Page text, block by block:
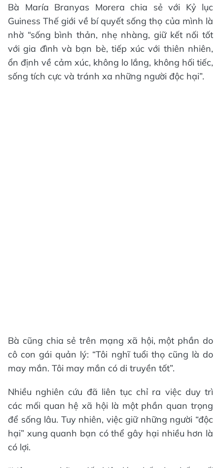
Bà María Branyas Morera chia sẻ với Kỷ lục
Guiness Thế giới về bí quyết sống thọ của mình là
nhờ “sống bình thản, nhẹ nhàng, giữ kết nối tốt
với gia đình và bạn bè, tiếp xúc với thiên nhiên,
ổn định về cảm xúc, không lo lắng, không hối tiếc,
sống tích cực và tránh xa những người độc hại”.
Bà cũng chia sẻ trên mạng xã hội, một phần do
cô con gái quản lý: “Tôi nghĩ tuổi thọ cũng là do
may mắn. Tôi may mắn có di truyền tốt”.
Nhiều nghiên cứu đã liên tục chỉ ra việc duy trì
các mối quan hệ xã hội là một phần quan trọng
để sống lâu. Tuy nhiên, việc giữ những người “độc
hại” xung quanh bạn có thể gây hại nhiều hơn là
có lợi.